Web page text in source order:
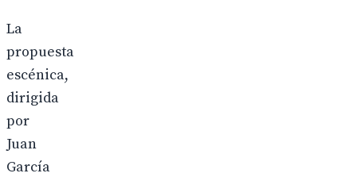
La
propuesta
escénica,
dirigida
por
Juan
García